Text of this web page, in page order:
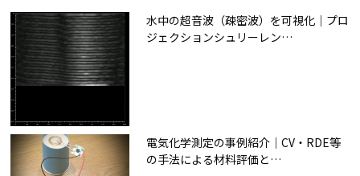
水中の超音波（疎密波）を可視化｜プロ
ジェクションシュリーレン…
電気化学測定の事例紹介｜CV・RDE等
の手法による材料評価と…